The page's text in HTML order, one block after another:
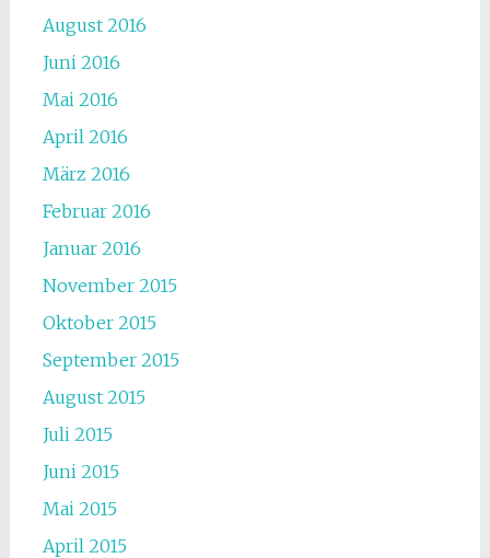
August 2016
Juni 2016
Mai 2016
April 2016
März 2016
Februar 2016
Januar 2016
November 2015
Oktober 2015
September 2015
August 2015
Juli 2015
Juni 2015
Mai 2015
April 2015